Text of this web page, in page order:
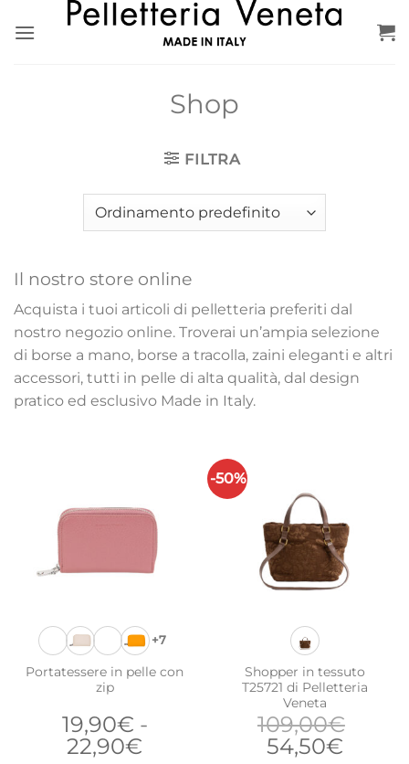
Shop
FILTRA
Il nostro store online
Acquista i tuoi articoli di pelletteria preferiti dal
nostro negozio online. Troverai un’ampia selezione
di borse a mano, borse a tracolla, zaini eleganti e altri
accessori, tutti in pelle di alta qualità, dal design
pratico ed esclusivo Made in Italy.
+7
Portatessere in pelle con
zip
19,90€ -
22,90€
-50%
Shopper in tessuto
T25721 di Pelletteria
Veneta
109,00€
Il
54,50€Il